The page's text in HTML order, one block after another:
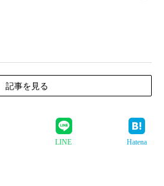
記事を見る
LINE Hatena